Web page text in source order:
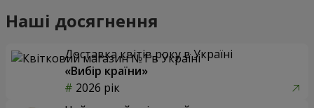
Наші досягнення
Доставка квітів року в Україні
«Вибір країни»
2026 рік